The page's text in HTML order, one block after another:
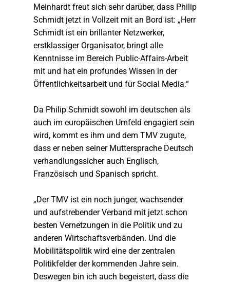
Meinhardt freut sich sehr darüber, dass Philip
Schmidt jetzt in Vollzeit mit an Bord ist: „Herr
Schmidt ist ein brillanter Netzwerker,
erstklassiger Organisator, bringt alle
Kenntnisse im Bereich Public-Affairs-Arbeit
mit und hat ein profundes Wissen in der
Öffentlichkeitsarbeit und für Social Media.“
Da Philip Schmidt sowohl im deutschen als
auch im europäischen Umfeld engagiert sein
wird, kommt es ihm und dem TMV zugute,
dass er neben seiner Muttersprache Deutsch
verhandlungssicher auch Englisch,
Französisch und Spanisch spricht.
„Der TMV ist ein noch junger, wachsender
und aufstrebender Verband mit jetzt schon
besten Vernetzungen in die Politik und zu
anderen Wirtschaftsverbänden. Und die
Mobilitätspolitik wird eine der zentralen
Politikfelder der kommenden Jahre sein.
Deswegen bin ich auch begeistert, dass die